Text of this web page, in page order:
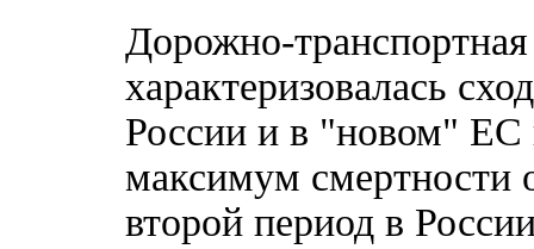
Дорожно-
характеризовалась
России и в "новом" ЕС
максимум смертности
второй период в